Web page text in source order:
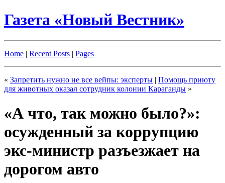
Газета «Новый Вестник»
Home | Recent Posts | Pages
« Запретить нужно не все вейпы: эксперты | Помощь приюту
для животных оказал сотрудник колонии Караганды »
«А что, так можно было?»:
осужденный за коррупцию
экс-министр разъезжает на
дорогом авто